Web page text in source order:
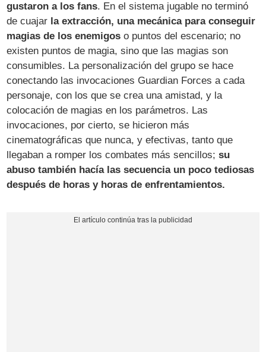
gustaron a los fans. En el sistema jugable no terminó
de cuajar la extracción, una mecánica para conseguir
magias de los enemigos o puntos del escenario; no
existen puntos de magia, sino que las magias son
consumibles. La personalización del grupo se hace
conectando las invocaciones Guardian Forces a cada
personaje, con los que se crea una amistad, y la
colocación de magias en los parámetros. Las
invocaciones, por cierto, se hicieron más
cinematográficas que nunca, y efectivas, tanto que
llegaban a romper los combates más sencillos;su
abuso también hacía las secuencia un poco tediosas
después de horas y horas de enfrentamientos.